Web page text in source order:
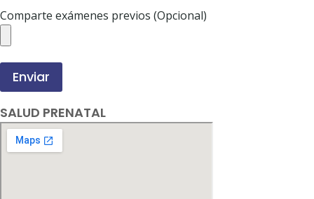
Comparte exámenes previos (Opcional)
SALUD PRENATAL